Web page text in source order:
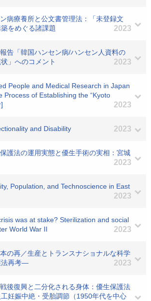
病療養所と公文書管理法：「未登録文
をめぐる諸課題
2023
告「韓国ハンセン病/ハンセン人資料の
」へのコメント
2023
People and Medical Research in Japan
Process of Establishing the “Kyoto
2023
and Disability 2023
護法の運用実態と優生手術の実相：宮城
2023
Population, and Technoscience in East
2023
was at stake? Sterilization and social
World War II
2023
の再／生産とトランスナショナルな科学
法再考―
2023
後復興と二分化される身体：優生保護法
妊娠中絶・受胎調節（1950年代を中心